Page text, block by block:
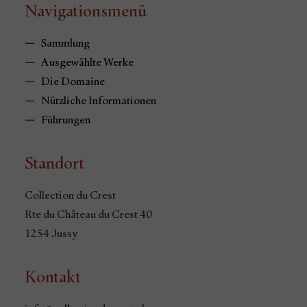
Navigationsmenü
Sammlung
Ausgewählte Werke
Die Domaine
Nützliche Informationen
Führungen
Standort
Collection du Crest
Rte du Château du Crest 40
1254 Jussy
Kontakt